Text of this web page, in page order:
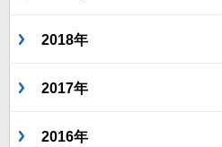
2018年
2017年
2016年